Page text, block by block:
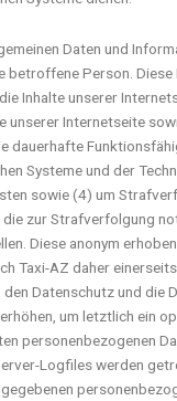
Daten und
betroffene Person.
Inhalte unserer
unserer Internetseite
dauerhafte
Systeme und der
sowie (4) um
zur Strafverfolgung
Diese anonym
Taxi-AZ daher
Datenschutz und die
um letztlich ein
personenbezogenen
Logfiles werden